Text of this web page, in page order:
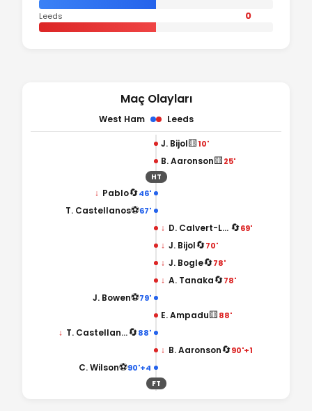
Leeds 0
Maç Olayları
West Ham Leeds
J. Bijol🟨10'
B. Aaronson🟨25'
HT
46'
🔄
↓ Pablo
67'
⚽
T. Castellanos
↓ D. Calvert-Lewin 🔄69'
↓ J. Bijol🔄70'
↓ J. Bogle🔄78'
↓ A. Tanaka🔄78'
79'
⚽
J. Bowen
E. Ampadu🟨88'
88'
🔄
↓ T. Castellanos
↓ B. Aaronson🔄90'+1
90'+4
⚽
C. Wilson
FT